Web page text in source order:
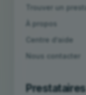
Trouver un
À propos
Centre d’aide
Nous contacter
Prestataires